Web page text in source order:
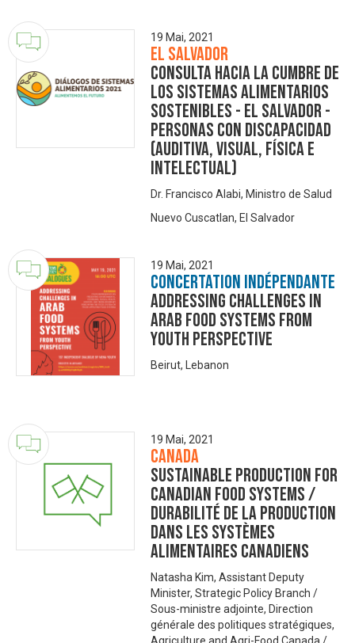
19 Mai, 2021
El Salvador
Consulta hacia la Cumbre de
los Sistemas Alimentarios
Sostenibles - El Salvador -
Personas con discapacidad
(auditiva, visual, física e
intelectual)
Dr. Francisco Alabi, Ministro de Salud
Nuevo Cuscatlan, El Salvador
19 Mai, 2021
Concertation Indépendante
Addressing challenges in
Arab food systems from
youth perspective
Beirut, Lebanon
19 Mai, 2021
Canada
Sustainable Production for
Canadian Food Systems /
Durabilité de la production
dans les systèmes
alimentaires canadiens
Natasha Kim, Assistant Deputy
Minister, Strategic Policy Branch /
Sous-ministre adjointe, Direction
générale des politiques stratégiques,